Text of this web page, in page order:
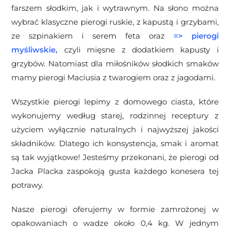
farszem słodkim, jak i wytrawnym. Na słono można
wybrać klasyczne pierogi ruskie, z kapustą i grzybami,
ze szpinakiem i serem feta oraz => pierogi
myśliwskie, czyli mięsne z dodatkiem kapusty i
grzybów. Natomiast dla miłośników słodkich smaków
mamy pierogi Maciusia z twarogiem oraz z jagodami.
Wszystkie pierogi lepimy z domowego ciasta, które
wykonujemy według starej, rodzinnej receptury z
użyciem wyłącznie naturalnych i najwyższej jakości
składników. Dlatego ich konsystencja, smak i aromat
są tak wyjątkowe! Jesteśmy przekonani, że pierogi od
Jacka Placka zaspokoją gusta każdego konesera tej
potrawy.
Nasze pierogi oferujemy w formie zamrożonej w
opakowaniach o wadze około 0,4 kg. W jednym